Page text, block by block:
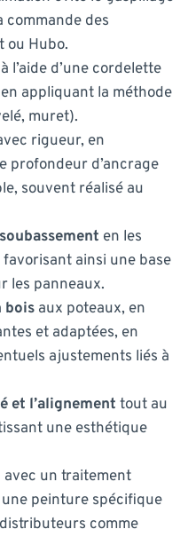
commande des
ou Hubo.
à l’aide d’une cordelette
appliquant la méthode
muret).
rigueur, en
profondeur d’ancrage
souvent réalisé au
en les
ainsi une base
les panneaux.
bois aux poteaux, en
et adaptées, en
ajustements liés à
et l’alignement tout au
une esthétique
avec un traitement
peinture spécifique
comme